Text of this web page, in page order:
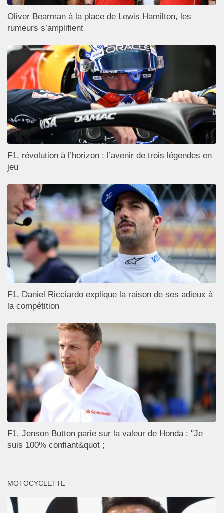
Oliver Bearman à la place de Lewis Hamilton, les
rumeurs s’amplifient
F1, révolution à l’horizon : l’avenir de trois légendes en
jeu
F1, Daniel Ricciardo explique la raison de ses adieux à
la compétition
F1, Jenson Button parie sur la valeur de Honda : "Je
suis 100% confiant&quot ;
MOTOCYCLETTE